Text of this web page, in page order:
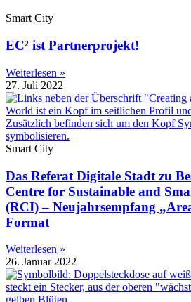
Smart City
EC² ist Partnerprojekt!
Weiterlesen »
27. Juli 2022
Smart City
Das Referat Digitale Stadt zu
Centre for Sustainable and
(RCI) – Neujahrsempfang
Format
Weiterlesen »
26. Januar 2022